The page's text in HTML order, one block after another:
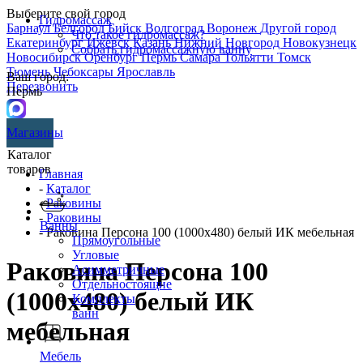
Выберите свой город
БарнаулБелгородБийск ВолгоградВоронеж Другой город
ЕкатеринбургИжевскКазаньНижний Новгород Новокузнецк
НовосибирскОренбургПермьСамараТольятти Томск
ТюменьЧебоксары Ярославль
Перезвонить
Гидромассаж
Что такое гидромассаж?
Собрать гидромассажную ванну
Ваш город:
Пермь
Магазины
Каталог
товаров
Ванны
Прямоугольные
Угловые
Асимметричные
Отдельностоящие
Комплекты
ванн
Мебель
Главная
- Каталог
-Раковины
- Раковины
- Раковина Персона 100 (1000х480) белый ИК мебельная
Раковина Персона 100
(1000х480) белый ИК
мебельная